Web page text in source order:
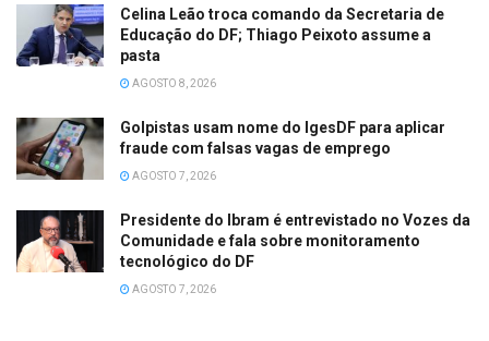
Celina Leão troca comando da Secretaria de
Educação do DF; Thiago Peixoto assume a
pasta
AGOSTO 8, 2026
Golpistas usam nome do IgesDF para aplicar
fraude com falsas vagas de emprego
AGOSTO 7, 2026
Presidente do Ibram é entrevistado no Vozes da
Comunidade e fala sobre monitoramento
tecnológico do DF
AGOSTO 7, 2026